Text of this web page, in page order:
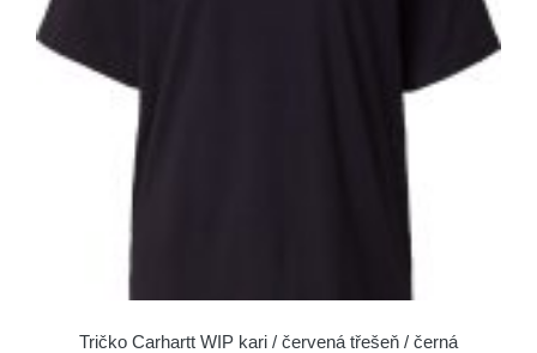
Tričko Carhartt WIP kari / červená třešeň / černá